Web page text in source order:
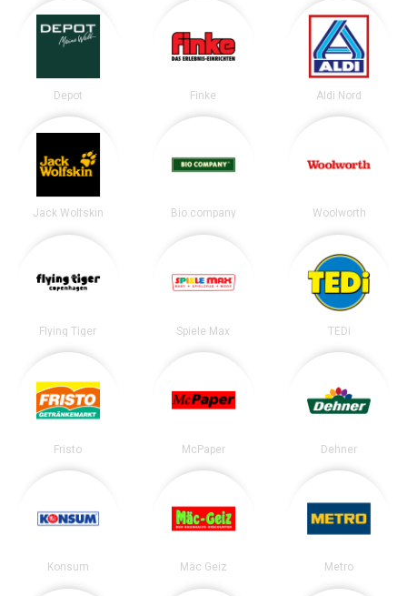
Depot Finke Aldi Nord
Jack Wolfskin Bio company Woolworth
Flying Tiger Spiele Max TEDi
Fristo McPaper Dehner
Konsum Mäc Geiz Metro